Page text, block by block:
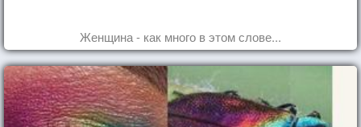
Женщина - как много в этом слове...